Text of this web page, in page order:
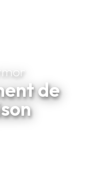
de